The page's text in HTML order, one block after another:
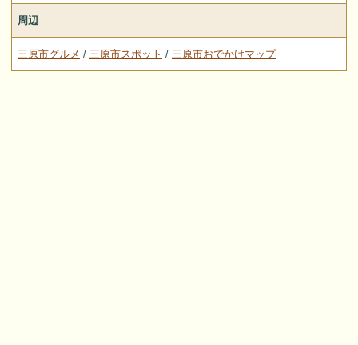
周辺
三原市グルメ / 三原市スポット / 三原市おでかけマップ